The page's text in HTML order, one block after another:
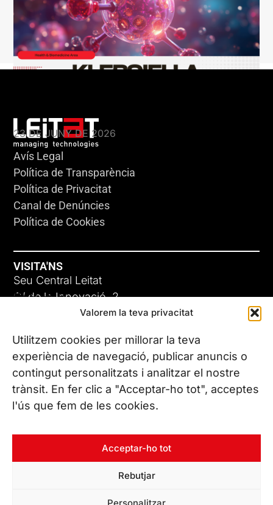
Valorem la teva privacitat
Utilitzem cookies per millorar la teva
experiència de navegació, publicar anuncis o
contingut personalitzats i analitzar el nostre
trànsit. En fer clic a "Acceptar-ho tot", acceptes
l'ús que fem de les cookies.
Acceptar-ho tot
Rebutjar
Personalitzar
23 DE JUNY DE 2026
ADC-CRC
17 DE JUNY DE 2026
Avís Legal
Política de Transparència
Política de Privacitat
Canal de Denúncies
Política de Cookies
VISITA'NS
Seu Central Leitat
C/ de la Innovació, 2
08225 Terrassa, (Barcelona)
Coneix les nostres seus
CONTACTA’NS
Tel. (+34) 937 882 300